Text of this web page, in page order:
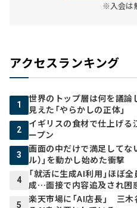
※入会は
アクセスランキング
1
世界のトップ層は何を議
見えた「やらかしの正体」
2
イギリスの食材で仕上げる
ープン
3
画面の中だけで満足してな
ル）」を動かし始めた衝撃
4
「就活に生成AI利用」ほぼ
成…面接で内容追及され困
5
楽天市場に「AI店長」 三木